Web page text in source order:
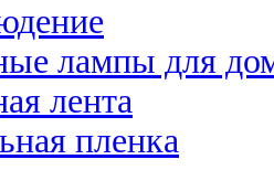
лампы для
лента
пленка